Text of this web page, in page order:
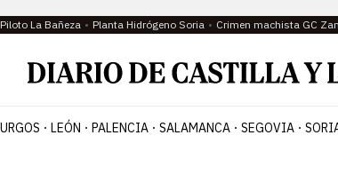
Piloto La Bañeza Planta Hidrógeno Soria Crimen machista GC
LEÓN PALENCIA SALAMANCA SEGOVIA